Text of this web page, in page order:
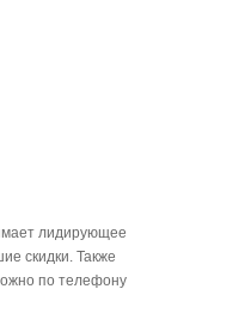
лидирующее
скидки. Также
по телефону